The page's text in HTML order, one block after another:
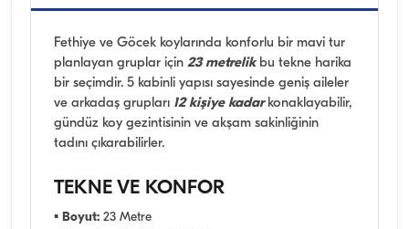
Fethiye ve Göcek koylarında konforlu bir mavi tur
planlayan gruplar için 23 metrelikbu tekne harika
bir seçimdir. 5 kabinli yapısı sayesinde geniş aileler
ve arkadaş grupları 12 kişiye kadarkonaklayabilir,
gündüz koy gezintisinin ve akşam sakinliğinin
tadını çıkarabilirler.
TEKNE VE KONFOR
▪ Boyut: 23 Metre